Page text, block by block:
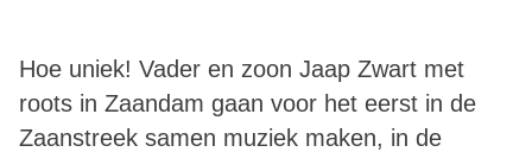
Hoe uniek! Vader en zoon Jaap Zwart met
roots in Zaandam gaan voor het eerst in de
Zaanstreek samen muziek maken, in de